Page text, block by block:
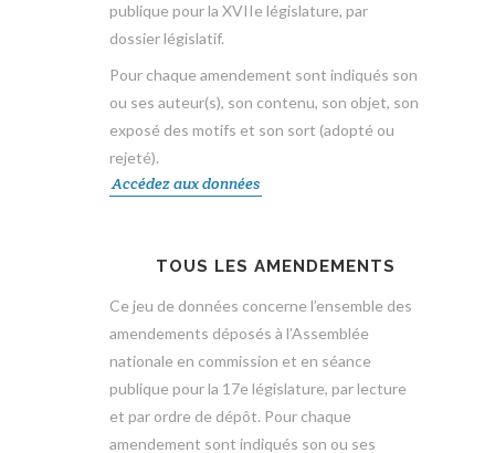
publique pour la XVIIe législature, par
dossier législatif.
Pour chaque amendement sont indiqués son
ou ses auteur(s), son contenu, son objet, son
exposé des motifs et son sort (adopté ou
rejeté).
Accédez aux données
TOUS LES AMENDEMENTS
Ce jeu de données concerne l’ensemble des
amendements déposés à l’Assemblée
nationale en commission et en séance
publique pour la 17e législature, par lecture
et par ordre de dépôt. Pour chaque
amendement sont indiqués son ou ses